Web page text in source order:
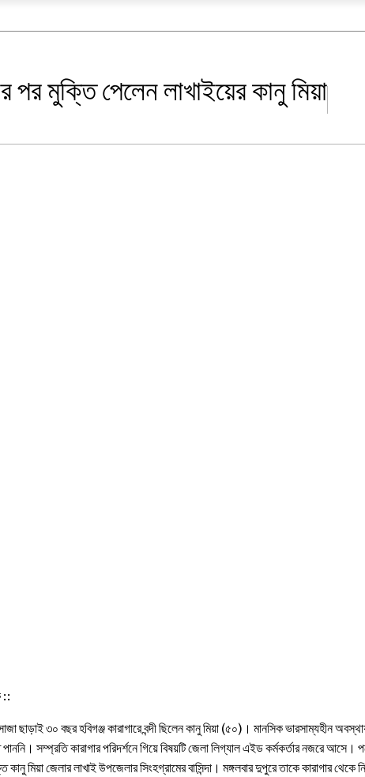
পর মুক্তি পেলেন লাখাইয়ের কানু মিয়া
::
ছাড়াই ৩০ বছর হবিগঞ্জ কারাগারে বন্দী ছিলেন কানু মিয়া (৫০)। মানসিক ভারসাম্যহীন
পাননি। সম্প্রতি কারাগার পরিদর্শনে গিয়ে বিষয়টি জেলা লিগ্যাল এইড কর্মকর্তার নজরে
কানু মিয়া জেলার লাখাই উপজেলার সিংহগ্রামের বাসিন্দা। মঙ্গলবার দুপুরে তাকে কারাগার